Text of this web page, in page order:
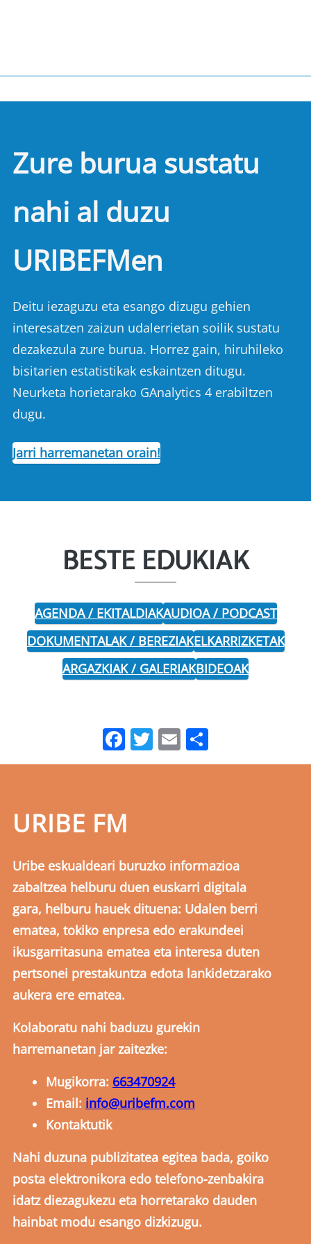
Zure burua sustatu
nahi al duzu
URIBEFMen
Deitu iezaguzu eta esango dizugu gehien
interesatzen zaizun udalerrietan soilik sustatu
dezakezula zure burua. Horrez gain, hiruhileko
bisitarien estatistikak eskaintzen ditugu.
Neurketa horietarako GAnalytics 4 erabiltzen
dugu.
Jarri harremanetan orain!
BESTE EDUKIAK
AGENDA / EKITALDIAKAUDIOA / PODCAST
DOKUMENTALAK / BEREZIAKELKARRIZKETAK
ARGAZKIAK / GALERIAKBIDEOAK
Facebook
Twitter
Email
URIBE FM
Uribe eskualdeari buruzko informazioa
zabaltzea helburu duen euskarri digitala
gara, helburu hauek dituena: Udalen berri
ematea, tokiko enpresa edo erakundeei
ikusgarritasuna ematea eta interesa duten
pertsonei prestakuntza edota lankidetzarako
aukera ere ematea.
Kolaboratu nahi baduzu gurekin
harremanetan jar zaitezke:
Mugikorra: 663470924
Email: info@uribefm.com
Kontaktutik
Nahi duzuna publizitatea egitea bada, goiko
posta elektronikora edo telefono-zenbakira
idatz diezagukezu eta horretarako dauden
hainbat modu esango dizkizugu.